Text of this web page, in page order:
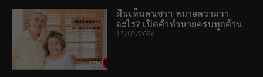
ฝันเห็นคนชรา หมายความว่า
อะไร? เปิดคำทำนายครบทุกด้าน
17/07/2026